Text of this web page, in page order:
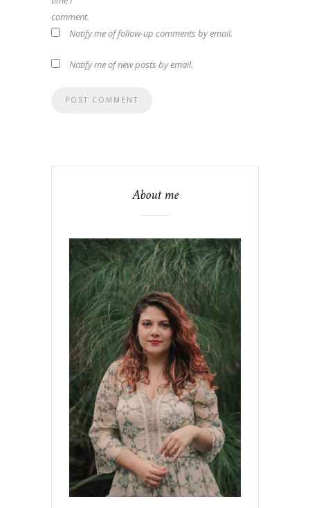
comment.
Notify me of follow-up comments by email.
Notify me of new posts by email.
About me